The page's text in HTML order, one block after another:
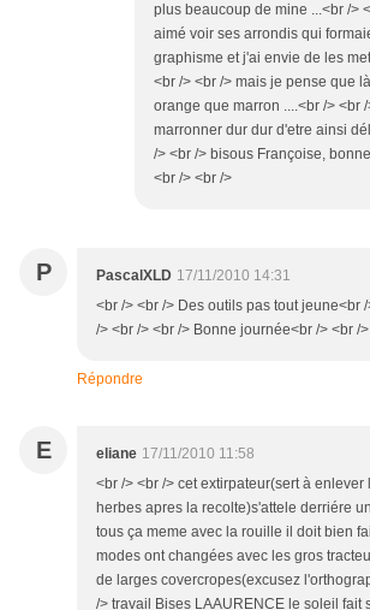
plus beaucoup de mine ...<br />
aimé voir ses arrondis qui
graphisme et j'ai envie de les
<br /> <br /> mais je pense que
orange que marron ....<br /> <br
marronner dur dur d'etre ainsi
/> <br /> bisous Françoise,
<br /> <br />
P PascalXLD 17/11/2010 14:31
<br /> <br /> Des outils pas tout jeune<br
/> <br /> <br /> Bonne journée<br /> <br /
Répondre
E eliane 17/11/2010 11:58
<br /> <br /> cet extirpateur(sert à enlever
herbes apres la recolte)s'attele derriére
tous ça meme avec la rouille il doit bien
modes ont changées avec les gros
de larges covercropes(excusez
/> travail Bises LAAURENCE le soleil fait